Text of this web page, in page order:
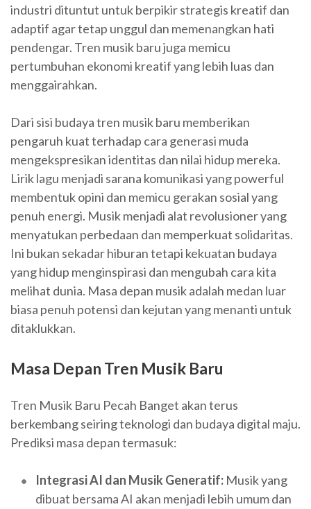
industri dituntut untuk berpikir strategis kreatif dan
adaptif agar tetap unggul dan memenangkan hati
pendengar. Tren musik baru juga memicu
pertumbuhan ekonomi kreatif yang lebih luas dan
menggairahkan.
Dari sisi budaya tren musik baru memberikan
pengaruh kuat terhadap cara generasi muda
mengekspresikan identitas dan nilai hidup mereka.
Lirik lagu menjadi sarana komunikasi yang powerful
membentuk opini dan memicu gerakan sosial yang
penuh energi. Musik menjadi alat revolusioner yang
menyatukan perbedaan dan memperkuat solidaritas.
Ini bukan sekadar hiburan tetapi kekuatan budaya
yang hidup menginspirasi dan mengubah cara kita
melihat dunia. Masa depan musik adalah medan luar
biasa penuh potensi dan kejutan yang menanti untuk
ditaklukkan.
Masa Depan Tren Musik Baru
Tren Musik Baru Pecah Banget akan terus
berkembang seiring teknologi dan budaya digital maju.
Prediksi masa depan termasuk:
Integrasi AI dan Musik Generatif: Musik yang
dibuat bersama AI akan menjadi lebih umum dan